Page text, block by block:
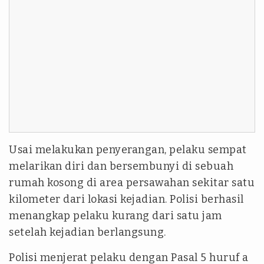
Usai melakukan penyerangan, pelaku sempat
melarikan diri dan bersembunyi di sebuah
rumah kosong di area persawahan sekitar satu
kilometer dari lokasi kejadian. Polisi berhasil
menangkap pelaku kurang dari satu jam
setelah kejadian berlangsung.
Polisi menjerat pelaku dengan Pasal 5 huruf a